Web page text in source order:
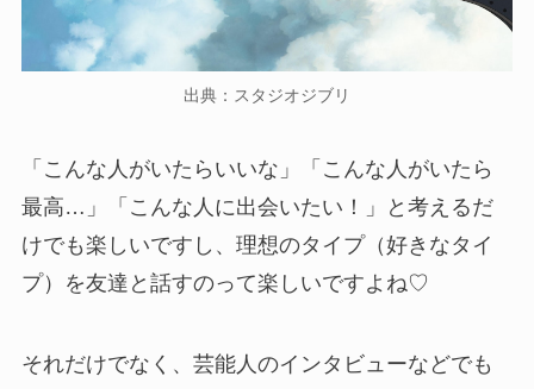
出典：スタジオジブリ
「こんな人がいたらいいな」「こんな人がいたら
最高…」「こんな人に出会いたい！」と考えるだ
けでも楽しいですし、理想のタイプ（好きなタイ
プ）を友達と話すのって楽しいですよね♡
それだけでなく、芸能人のインタビューなどでも